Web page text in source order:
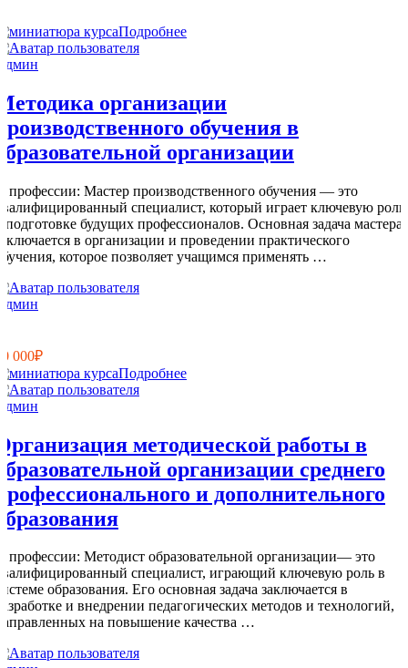
Подробнее
организации
обучения в
организации
профессии: Мастер производственного обучения — это
специалист, который играет ключевую роль
подготовке будущих профессионалов. Основная задача мастера
в организации и проведении практического
которое позволяет учащимся применять …
000₽
Подробнее
методической работы в
организации среднего
и дополнительного
профессии: Методист образовательной организации— это
специалист, играющий ключевую роль в
образования. Его основная задача заключается в
и внедрении педагогических методов и технологий,
на повышение качества …